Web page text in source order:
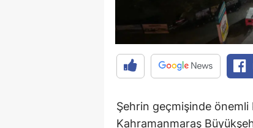
Şehrin geçmişinde önemli
Kahramanmaraş